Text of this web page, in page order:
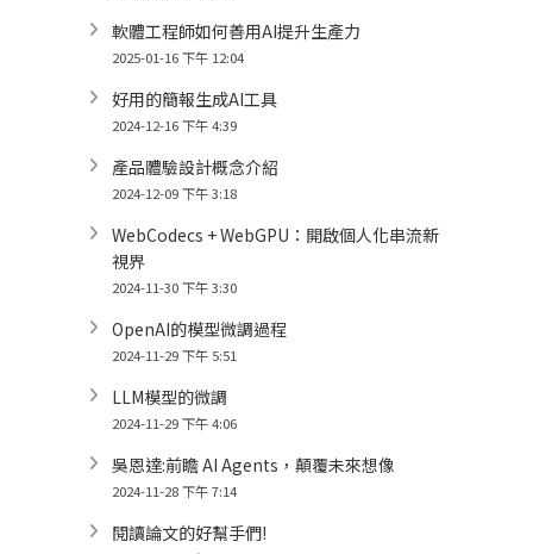
軟體工程師如何善用AI提升生產力
2025-01-16 下午 12:04
好用的簡報生成AI工具
2024-12-16 下午 4:39
產品體驗設計概念介紹
2024-12-09 下午 3:18
WebCodecs + WebGPU：開啟個人化串流新
視界
2024-11-30 下午 3:30
OpenAI的模型微調過程
2024-11-29 下午 5:51
LLM模型的微調
2024-11-29 下午 4:06
吳恩達:前瞻 AI Agents，顛覆未來想像
2024-11-28 下午 7:14
閱讀論文的好幫手們!